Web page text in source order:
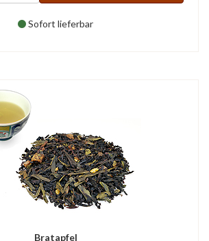
Sofort lieferbar
Bratapfel